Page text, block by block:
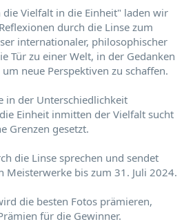
Vielfalt in die Einheit" laden wir
durch die Linse zum
internationaler, philosophischer
Tür zu einer Welt, in der Gedanken
neue Perspektiven zu schaffen.
in der Unterschiedlichkeit
Einheit inmitten der Vielfalt sucht
Grenzen gesetzt.
die Linse sprechen und sendet
Meisterwerke bis zum 31. Juli 2024.
die besten Fotos prämieren,
für die Gewinner.